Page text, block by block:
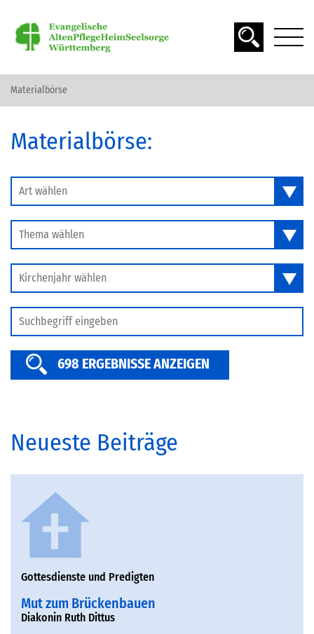
SPIRITUALITÄT
SEELSORGE
MATERIAL FINDEN
SERVICE
Materialbörse
Materialbörse:
Art wählen
Thema wählen
Kirchenjahr wählen
698 ERGEBNISSE ANZEIGEN
Neueste Beiträge
Gottesdienste und Predigten
Mut zum Brückenbauen
Diakonin Ruth Dittus